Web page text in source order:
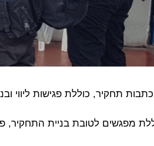
תחקיר, כוללת פגישות ליווי
מפגשים לטובת בניית התחקיר,